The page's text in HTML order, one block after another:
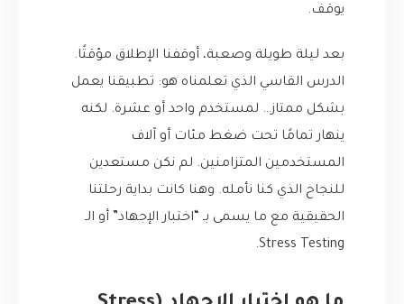
يوقف.
بعد ليلة طويلة وصعبة، أوقفنا الإطلاق مؤقتًا.
الدرس القاسي الذي تعلمناه هو: تطبيقنا يعمل
بشكل ممتاز… لمستخدم واحد أو عشرة. لكنه
ينهار تمامًا تحت ضغط مئات أو آلاف
المستخدمين المتزامنين. لم نكن مستعدين
للنجاح الذي كنا نأمله. وهنا كانت بداية رحلتنا
الحقيقية مع ما يسمى بـ “اختبار الإجهاد” أو الـ
Stress Testing.